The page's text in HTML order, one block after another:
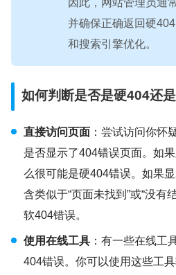
因此，网站管理员通
并确保正确返回硬
和搜索引擎优化。
如何判断是否是硬404还
直接访问页面 ：尝试访问你怀
是否显示了404错误页面。如
么很可能是硬404错误。如果
含类似于“页面未找到”或“没有
软404错误。
使用在线工具 ：有一些在线工
404错误。你可以使用这些工